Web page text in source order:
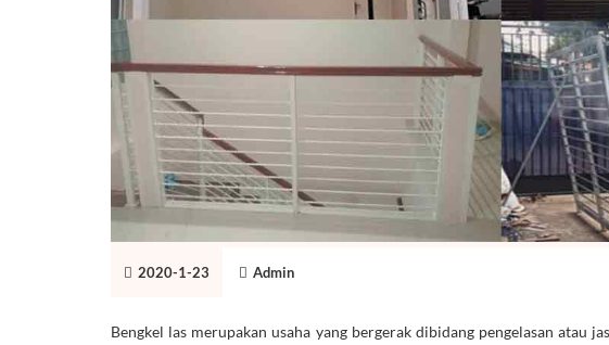
2020-1-23 Admin
Bengkel las merupakan usaha yang bergerak dibidang pengelasan atau